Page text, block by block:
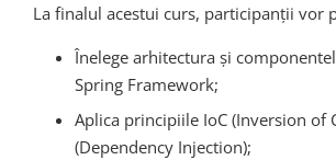
La finalul acestui curs, participanții vor
Înelege arhitectura și
Spring Framework;
Aplica principiile IoC (Inversion of
(Dependency Injection);